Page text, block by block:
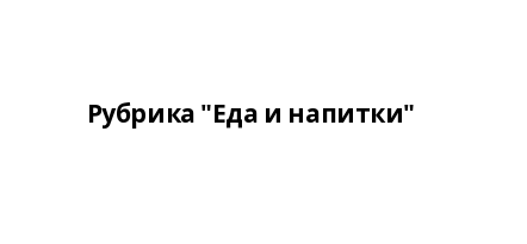
Рубрика "Еда и напитки"